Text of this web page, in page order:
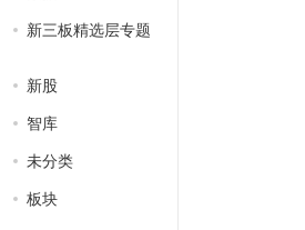
新三板精选层专题
新股
智库
未分类
板块